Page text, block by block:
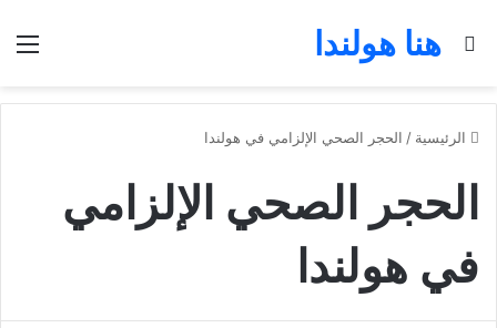
هنا هولندا
بحث عن
الرئيسية / الحجر الصحي الإلزامي في هولندا
الحجر الصحي الإلزامي
في هولندا